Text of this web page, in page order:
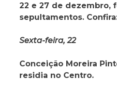
22 e 27 de dezembro,
sepultamentos.
Sexta-feira, 22
Conceição Moreira
residia no Centro.